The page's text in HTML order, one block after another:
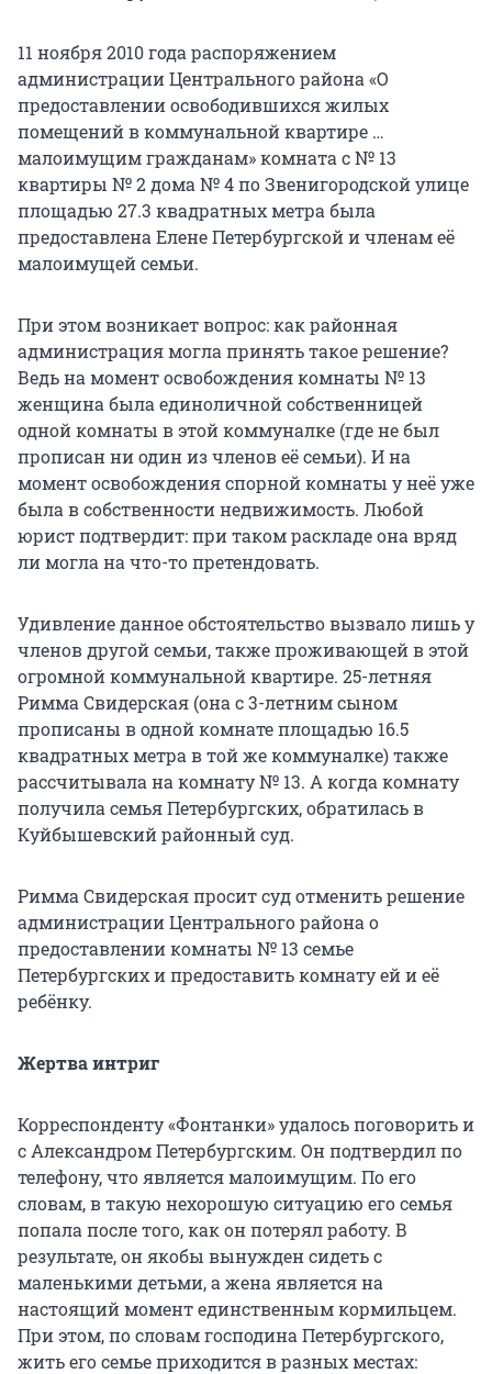
11 ноября 2010 года распоряжением
администрации Центрального района «О
предоставлении освободившихся жилых
помещений в коммунальной квартире …
малоимущим гражданам» комната с № 13
квартиры № 2 дома № 4 по Звенигородской улице
площадью 27.3 квадратных метра была
предоставлена Елене Петербургской и членам её
малоимущей семьи.
При этом возникает вопрос: как районная
администрация могла принять такое решение?
Ведь на момент освобождения комнаты № 13
женщина была единоличной собственницей
одной комнаты в этой коммуналке (где не был
прописан ни один из членов её семьи). И на
момент освобождения спорной комнаты у неё уже
была в собственности недвижимость. Любой
юрист подтвердит: при таком раскладе она вряд
ли могла на что-то претендовать.
Удивление данное обстоятельство вызвало лишь у
членов другой семьи, также проживающей в этой
огромной коммунальной квартире. 25-летняя
Римма Свидерская (она с 3-летним сыном
прописаны в одной комнате площадью 16.5
квадратных метра в той же коммуналке) также
рассчитывала на комнату № 13. А когда комнату
получила семья Петербургских, обратилась в
Куйбышевский районный суд.
Римма Свидерская просит суд отменить решение
администрации Центрального района о
предоставлении комнаты № 13 семье
Петербургских и предоставить комнату ей и её
ребёнку.
Жертва интриг
Корреспонденту «Фонтанки» удалось поговорить и
с Александром Петербургским. Он подтвердил по
телефону, что является малоимущим. По его
словам, в такую нехорошую ситуацию его семья
попала после того, как он потерял работу. В
результате, он якобы вынужден сидеть с
маленькими детьми, а жена является на
настоящий момент единственным кормильцем.
При этом, по словам господина Петербургского,
жить его семье приходится в разных местах: